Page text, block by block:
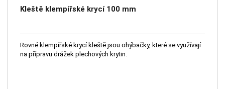
Kleště klempířské krycí 100 mm
Rovné klempířské krycí kleště jsou ohýbačky, které se využívají
na přípravu drážek plechových krytin.